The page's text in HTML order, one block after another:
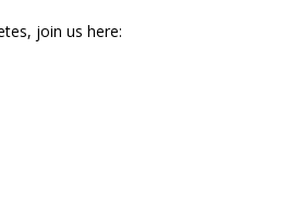
join us here: